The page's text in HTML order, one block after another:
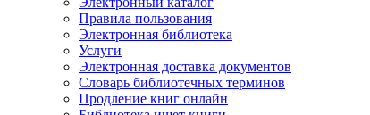
Правила пользования
Электронная библиотека
Услуги
Электронная доставка документов
Словарь библиотечных терминов
Продление книг онлайн